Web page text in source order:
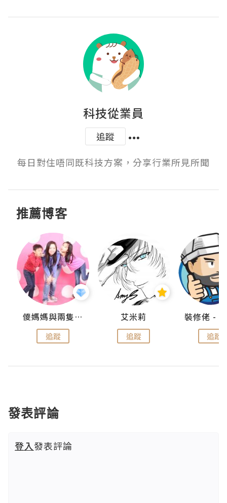
科技從業員
追蹤
每日對住唔同既科技方案，分享行業所見所聞
推薦博客
儍媽媽與兩隻小魔怪之家
追蹤
艾米莉
追蹤 追蹤
發表評論
登入發表評論